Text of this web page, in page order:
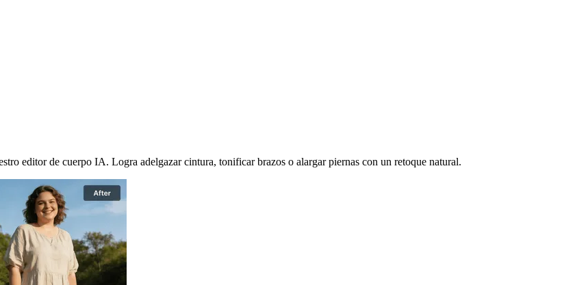
editor de cuerpo IA. Logra adelgazar cintura, tonificar brazos o alargar piernas con un retoque natural.